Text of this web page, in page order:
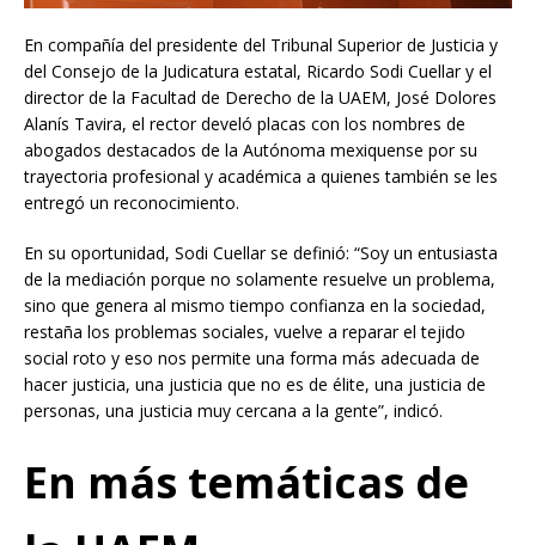
En compañía del presidente del Tribunal Superior de Justicia y
del Consejo de la Judicatura estatal, Ricardo Sodi Cuellar y el
director de la Facultad de Derecho de la UAEM, José Dolores
Alanís Tavira, el rector develó placas con los nombres de
abogados destacados de la Autónoma mexiquense por su
trayectoria profesional y académica a quienes también se les
entregó un reconocimiento.
En su oportunidad, Sodi Cuellar se definió: “Soy un entusiasta
de la mediación porque no solamente resuelve un problema,
sino que genera al mismo tiempo confianza en la sociedad,
restaña los problemas sociales, vuelve a reparar el tejido
social roto y eso nos permite una forma más adecuada de
hacer justicia, una justicia que no es de élite, una justicia de
personas, una justicia muy cercana a la gente”, indicó.
En más temáticas de